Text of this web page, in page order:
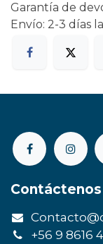
Garantía de
Envío: 2-3 días
Contáctenos
+56 9 8616